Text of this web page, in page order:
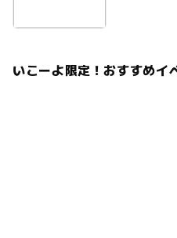
いこーよ限定！おすすめイ